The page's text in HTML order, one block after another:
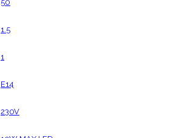
50
1.5
1
E14
230V